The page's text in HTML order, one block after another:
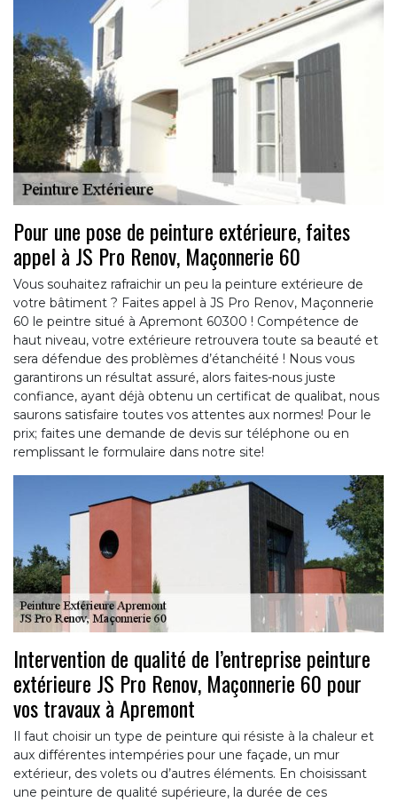
Pour une pose de peinture extérieure, faites
appel à JS Pro Renov, Maçonnerie 60
Vous souhaitez rafraichir un peu la peinture extérieure de
votre bâtiment ? Faites appel à JS Pro Renov, Maçonnerie
60 le peintre situé à Apremont 60300 ! Compétence de
haut niveau, votre extérieure retrouvera toute sa beauté et
sera défendue des problèmes d’étanchéité ! Nous vous
garantirons un résultat assuré, alors faites-nous juste
confiance, ayant déjà obtenu un certificat de qualibat, nous
saurons satisfaire toutes vos attentes aux normes! Pour le
prix; faites une demande de devis sur téléphone ou en
remplissant le formulaire dans notre site!
Intervention de qualité de l’entreprise peinture
extérieure JS Pro Renov, Maçonnerie 60 pour
vos travaux à Apremont
Il faut choisir un type de peinture qui résiste à la chaleur et
aux différentes intempéries pour une façade, un mur
extérieur, des volets ou d’autres éléments. En choisissant
une peinture de qualité supérieure, la durée de ces